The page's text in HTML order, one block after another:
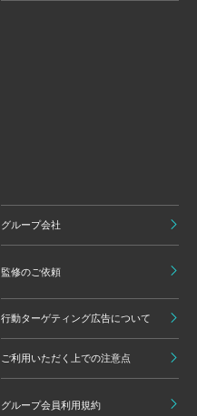
グループ会社
監修のご依頼
行動ターゲティング広告について
ご利用いただく上での注意点
グループ会員利用規約